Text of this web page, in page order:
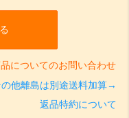
についてのお問い合わせ
他離島は別途送料加算→
返品特約について